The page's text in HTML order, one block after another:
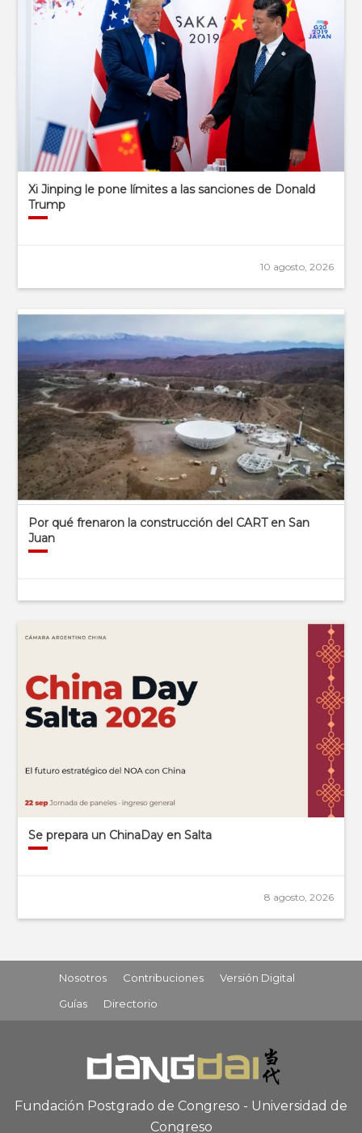
Xi Jinping le pone límites a las sanciones de Donald
Trump
10 agosto, 2026
Por qué frenaron la construcción del CART en San
Juan
Se prepara un ChinaDay en Salta
8 agosto, 2026
Nosotros Contribuciones
Versión Digital
Guías
Directorio
Fundación Postgrado de Congreso - Universidad de
Congreso